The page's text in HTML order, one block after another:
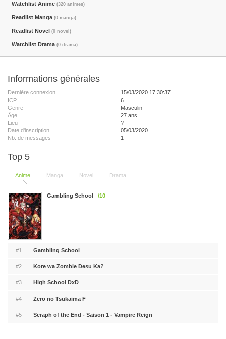
Watchlist Anime (320 animes)
Readlist Manga (0 manga)
Readlist Novel (0 novel)
Watchlist Drama (0 drama)
Informations générales
Dernière connexion
15/03/2020 17:30:37
ICP
6
Genre
Masculin
Âge
27 ans
Lieu
?
Date d'inscription
05/03/2020
Nb. de messages
1
Top 5
Anime Manga Novel Drama
Gambling School /10
#1 Gambling School
#2 Kore wa Zombie Desu Ka?
#3 High School DxD
#4 Zero no Tsukaima F
#5 Seraph of the End - Saison 1 - Vampire Reign